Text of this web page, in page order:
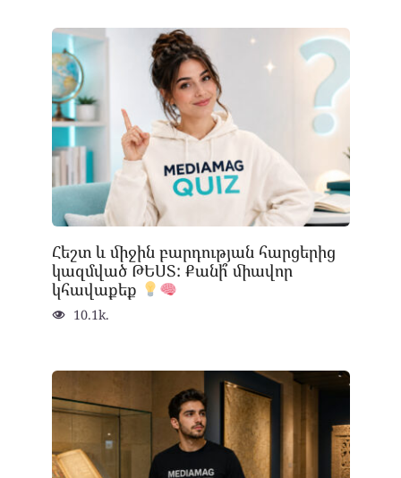
Հեշտ և միջին բարդության հարցերից
կազմված ԹԵՍՏ: Քանի՞ միավոր
կհավաքեք
10.1k.